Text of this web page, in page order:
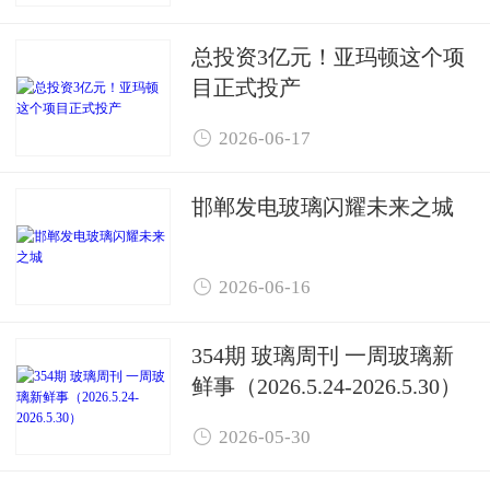
总投资3亿元！亚玛顿这个项
目正式投产
 2026-06-17
邯郸发电玻璃闪耀未来之城
 2026-06-16
354期 玻璃周刊 一周玻璃新
鲜事（2026.5.24-2026.5.30）
 2026-05-30